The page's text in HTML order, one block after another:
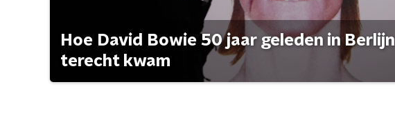
Hoe David Bowie 50 jaar geleden in Berlijn
terecht kwam